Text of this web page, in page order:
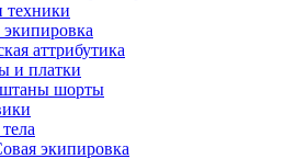
техники
аттрибутика
и платки
шорты
экипировка